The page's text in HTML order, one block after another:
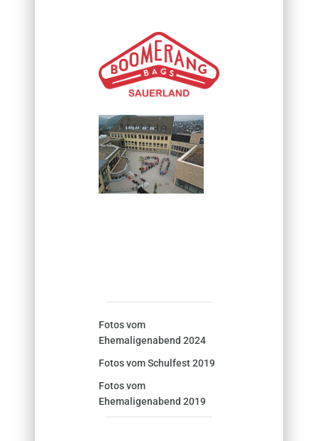
Fotos vom
Ehemaligenabend 2024
Fotos vom Schulfest 2019
Fotos vom
Ehemaligenabend 2019